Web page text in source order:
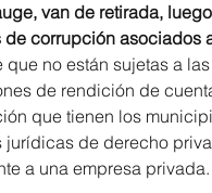
van de retirada,
de corrupción asociados
que no están sujetas a
de rendición de
que tienen los
jurídicas de derecho
a una empresa privada.